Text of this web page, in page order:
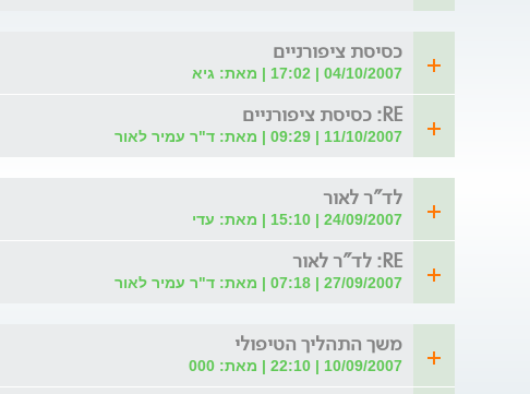
כסיסת ציפורניים
04/10/2007 | 17:02 | מאת: גיא
RE: כסיסת ציפורניים
11/10/2007 | 09:29 | מאת: ד"ר עמיר לאור
לד"ר לאור
24/09/2007 | 15:10 | מאת: עדי
RE: לד"ר לאור
27/09/2007 | 07:18 | מאת: ד"ר עמיר לאור
משך התהליך הטיפולי
10/09/2007 | 22:10 | מאת: 000